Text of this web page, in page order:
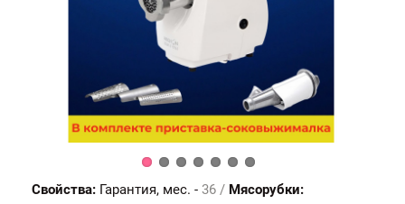
Свойства: Гарантия, мес. - 36 / Мясорубки: